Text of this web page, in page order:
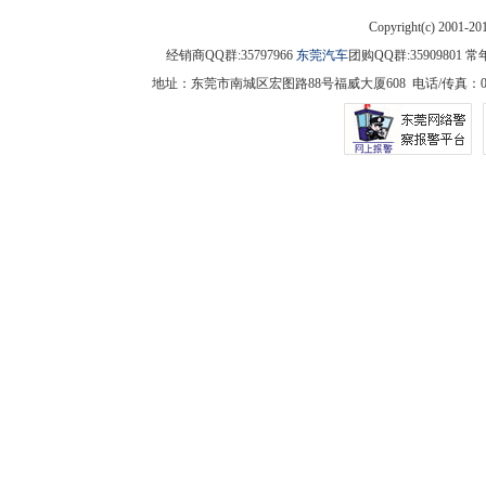
Copyright(c) 2001-
经销商QQ群:35797966 东莞汽车团购QQ群:35909801
地址：东莞市南城区宏图路88号福威大厦608 电话/传真：